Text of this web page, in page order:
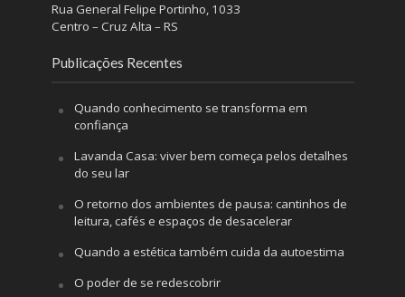
Rua General Felipe Portinho, 1033
Centro – Cruz Alta – RS
Publicações Recentes
Quando conhecimento se transforma em
confiança
Lavanda Casa: viver bem começa pelos detalhes
do seu lar
O retorno dos ambientes de pausa: cantinhos de
leitura, cafés e espaços de desacelerar
Quando a estética também cuida da autoestima
O poder de se redescobrir